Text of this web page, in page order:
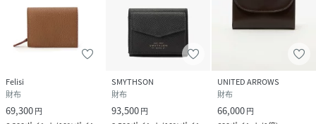
Felisi
財布
69,300円
SMYTHSON
財布
93,500円
UNITED ARROWS
財布
66,000円